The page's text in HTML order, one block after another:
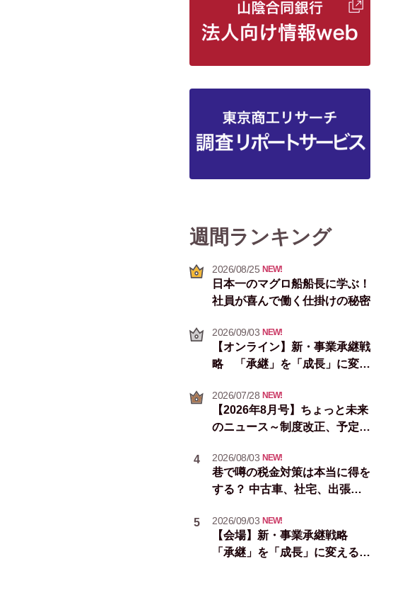
週間ランキング
2026/08/25 NEW!
日本一のマグロ船船長に学ぶ！
社員が喜んで働く仕掛けの秘密
2026/09/03 NEW!
【オンライン】新・事業承継戦
略 「承継」を「成長」に変え
2026/07/28 NEW!
【2026年8月号】ちょっと未来
のニュース～制度改正、予定イ
4
2026/08/03 NEW!
巷で噂の税金対策は本当に得を
する？ 中古車、社宅、出張手
5
2026/09/03 NEW!
【会場】新・事業承継戦略
「承継」を「成長」に変える次